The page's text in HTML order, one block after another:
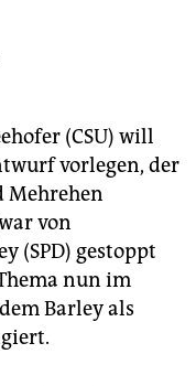
(CSU) will
vorlegen, der
Mehrehen
von
(SPD) gestoppt
nun im
Barley als